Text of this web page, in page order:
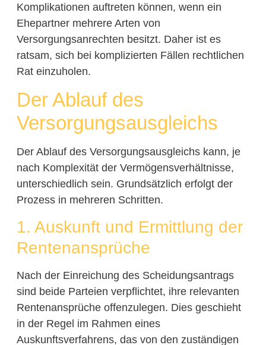
Komplikationen auftreten können, wenn ein
Ehepartner mehrere Arten von
Versorgungsanrechten besitzt. Daher ist es
ratsam, sich bei komplizierten Fällen rechtlichen
Rat einzuholen.
Der Ablauf des
Versorgungsausgleichs
Der Ablauf des Versorgungsausgleichs kann, je
nach Komplexität der Vermögensverhältnisse,
unterschiedlich sein. Grundsätzlich erfolgt der
Prozess in mehreren Schritten.
1. Auskunft und Ermittlung der
Rentenansprüche
Nach der Einreichung des Scheidungsantrags
sind beide Parteien verpflichtet, ihre relevanten
Rentenansprüche offenzulegen. Dies geschieht
in der Regel im Rahmen eines
Auskunftsverfahrens, das von den zuständigen